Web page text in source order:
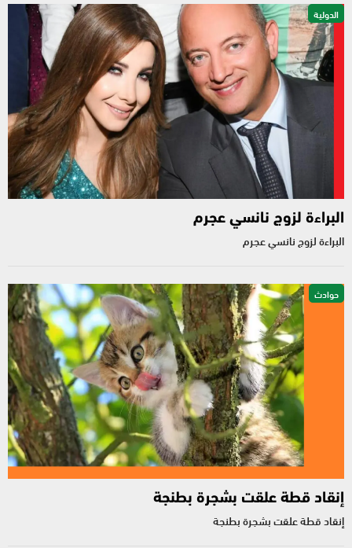
الدولية
البراءة لزوج نانسي عجرم
البراءة لزوج نانسي عجرم
حوادث
إنقاد قطة علقت بشجرة بطنجة
إنقاد قطة علقت بشجرة بطنجة